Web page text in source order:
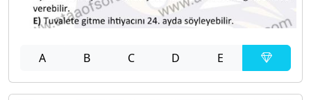
A B C D E